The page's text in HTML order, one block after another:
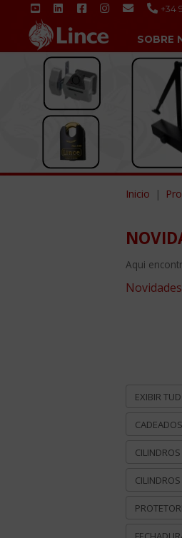
+34
SOBRE
Inicio
Aqui
Novidades
EXIBIR
CADEADOS
CILINDROS